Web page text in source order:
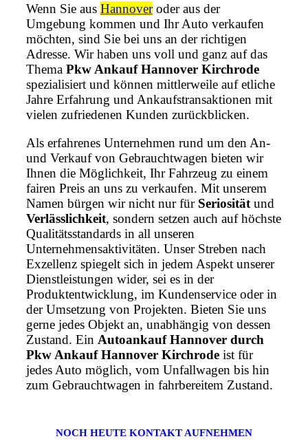
Wenn Sie aus Hannoveroder aus der
Umgebung kommen und Ihr Auto verkaufen
möchten, sind Sie bei uns an der richtigen
Adresse. Wir haben uns voll und ganz auf das
Thema Pkw Ankauf Hannover Kirchrode
spezialisiert und können mittlerweile auf etliche
Jahre Erfahrung und Ankaufstransaktionen mit
vielen zufriedenen Kunden zurückblicken.
Als erfahrenes Unternehmen rund um den An-
und Verkauf von Gebrauchtwagen bieten wir
Ihnen die Möglichkeit, Ihr Fahrzeug zu einem
fairen Preis an uns zu verkaufen. Mit unserem
Namen bürgen wir nicht nur für Seriosität und
Verlässlichkeit, sondern setzen auch auf höchste
Qualitätsstandards in all unseren
Unternehmensaktivitäten. Unser Streben nach
Exzellenz spiegelt sich in jedem Aspekt unserer
Dienstleistungen wider, sei es in der
Produktentwicklung, im Kundenservice oder in
der Umsetzung von Projekten. Bieten Sie uns
gerne jedes Objekt an, unabhängig von dessen
Zustand. Ein Autoankauf Hannover durch
Pkw Ankauf Hannover Kirchrode ist für
jedes Auto möglich, vom Unfallwagen bis hin
zum Gebrauchtwagen in fahrbereitem Zustand.
NOCH HEUTE KONTAKT AUFNEHMEN